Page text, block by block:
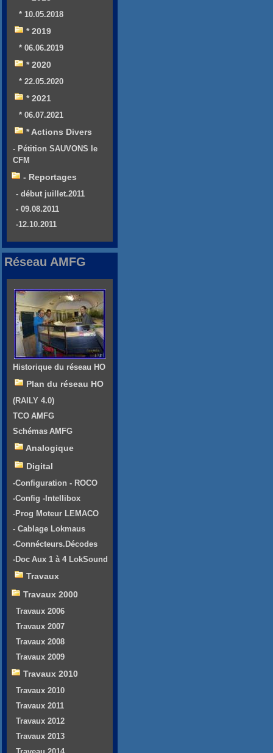
* 10.05.2018
* 2019
* 06.06.2019
* 2020
* 22.05.2020
* 2021
* 06.07.2021
* Actions Divers
- Pétition SAUVONS le
CFM
- Reportages
- début juillet.2011
- 09.08.2011
-12.10.2011
Réseau AMFG
Historique du réseau HO
Plan du réseau HO
(RAILY 4.0)
TCO AMFG
Schémas AMFG
Analogique
Digital
-Configuration - ROCO
-Config -Intellibox
-Prog Moteur LEMACO
- Cablage Lokmaus
-Connécteurs.Décodes
-Doc Aux 1 à 4 LokSound
Travaux
Travaux 2000
Travaux 2006
Travaux 2007
Travaux 2008
Travaux 2009
Travaux 2010
Travaux 2010
Travaux 2011
Travaux 2012
Travaux 2013